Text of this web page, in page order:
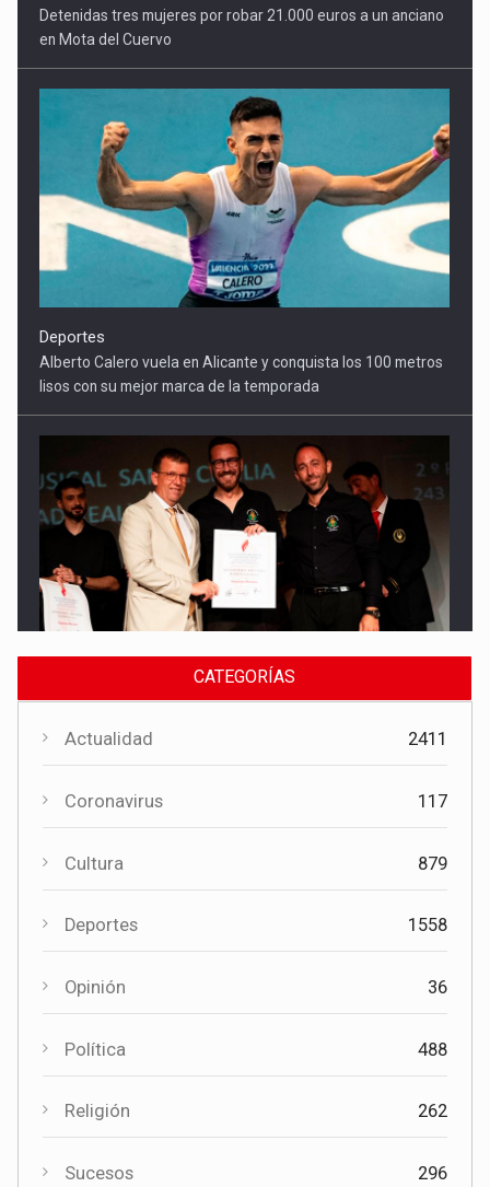
Deportes
Alberto Calero vuela en Alicante y conquista los 100 metros
lisos con su mejor marca de la temporada
Cultura
El Gobierno regional apoya el Certamen de Bandas de Mota
del Cuervo con 18.000 euros
Cultura
El Certamen "Villa Cervantina" vuelve a situar a Mota del
CATEGORÍAS
Actualidad 2411
Coronavirus 117
Cultura 879
Deportes 1558
Opinión 36
Política 488
Religión 262